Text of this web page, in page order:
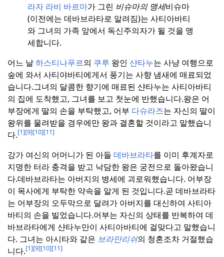
라자 라비 바르마가 그린 비슈마의 맹세비슈마
(이전에는 데바브라타로 알려짐)는 사티아바티
와 그녀의 가족 앞에서 독신주의자가 될 것을 맹
세합니다.
어느 날하스티나푸르의 쿠루 왕인 샨타누는 사냥 여행으로
숲에 와서 사티야바티에게서 풍기는 사향 냄새에 매료되었
습니다.그녀의 달콤한 향기에 매료된 샨타누는 사티아바티
의 집에 도착했고, 그녀를 보고 첫눈에 반했습니다.왕은 어
부장에게 딸의 손을 부탁했고, 어부 다슈라즈는 자신의 딸이
왕위를 물려받을 경우에만 왕과 결혼할 것이라고 말했습니
다.[1][9][10][11]
강가 여신의 어머니가 된 아들 데바브라타를 이미 후계자로
지명한 터라 충격을 받고 낙담한 왕은 궁전으로 돌아왔습니
다.데바브라타는 아버지의 병세에 괴로워했습니다. 어부장
이 목사에게 부탁한 약속을 알게 된 것입니다.곧 데바브라타
는 어부장의 오두막으로 달려가 아버지를 대신하여 사티아
바티의 손을 빌었습니다.어부는 자신의 상태를 반복하여 데
바브라타에게 샨타누만이 사티아바티에 걸맞다고 말했습니
다. 그녀는 아시타와 같은 브라만리쉬의 청혼조차 거절했습
니다.[1][9][10][11]